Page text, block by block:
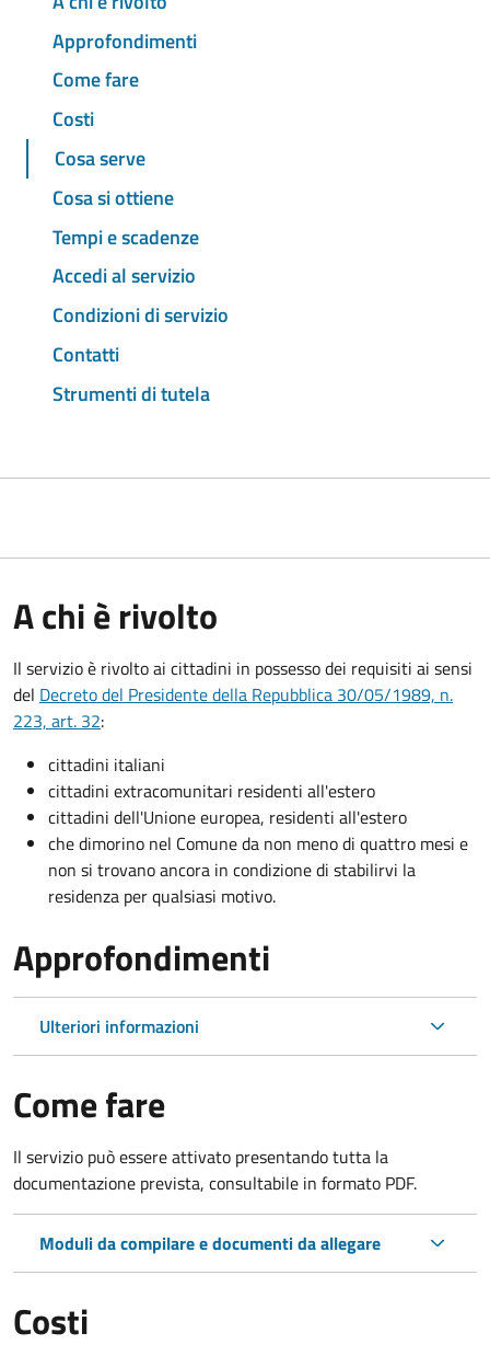
Approfondimenti
Come fare
Costi
Cosa serve
Cosa si ottiene
Tempi e scadenze
Accedi al servizio
Condizioni di servizio
Contatti
Strumenti di tutela
A chi è rivolto
Il servizio è rivolto ai cittadini in possesso dei requisiti ai sensi
del Decreto del Presidente della Repubblica 30/05/1989, n.
223, art. 32:
cittadini italiani
cittadini extracomunitari residenti all'estero
cittadini dell'Unione europea, residenti all'estero
che dimorino nel Comune da non meno di quattro mesi e
non si trovano ancora in condizione di stabilirvi la
residenza per qualsiasi motivo.
Approfondimenti
Ulteriori informazioni
Come fare
Il servizio può essere attivato presentando tutta la
documentazione prevista, consultabile in formato PDF.
Moduli da compilare e documenti da allegare
Costi